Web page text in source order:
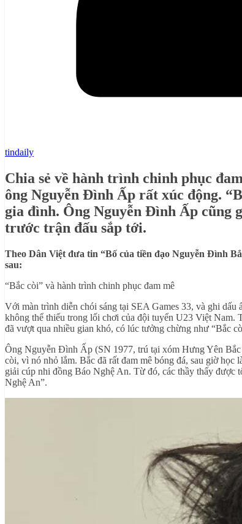
tindaily
Chia sẻ về hành trình chinh phục
ông Nguyễn Đình Ấp rất xúc động.
gia đình. Ông Nguyễn Đình Ấp cũng
trước trận đấu sắp tới.
Theo Dân Việt đưa tin “Bố của tiền đạo Nguyễn Đình
sau:
“Bắc còi” và hành trình chinh phục đam mê
Với màn trình diễn chói sáng tại SEA Games 33, và ghi
không thể thiếu trong lối chơi của đội tuyển U23 Việt Nam.
đã vượt qua nhiều gian khó, có lúc tưởng chừng như “Bắc
Ông Nguyễn Đình Ấp (SN 1977, trú tại xóm Hưng Yên
còi, vì nó nhỏ lắm. Bắc đã rất đam mê bóng đá, sau giờ
giải cúp nhi đồng Báo Nghệ An. Từ đó, các thầy thấy được
Nghệ An”.